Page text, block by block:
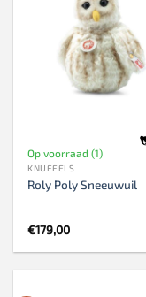
Op voorraad (1)
KNUFFELS
Roly Poly Sneeuwuil
€179,00